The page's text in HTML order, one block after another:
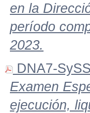
en la
período
2023.
DNA7-
Examen
ejecución,